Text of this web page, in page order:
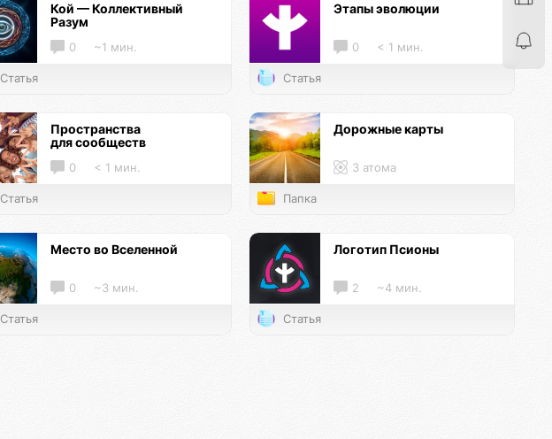
Кой — Коллективный
Разум
0 ~1 мин.
Статья
Этапы эволюции
0 < 1 мин.
Статья
Пространства
для сообществ
0 < 1 мин.
Статья
Дорожные карты
3 атома
Папка
Место во Вселенной
0 ~3 мин.
Статья
Логотип Псионы
2 ~4 мин.
Статья